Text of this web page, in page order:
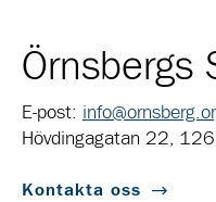
Örnsbergs
E-post:
Hövdingagatan 22,
Kontakta oss